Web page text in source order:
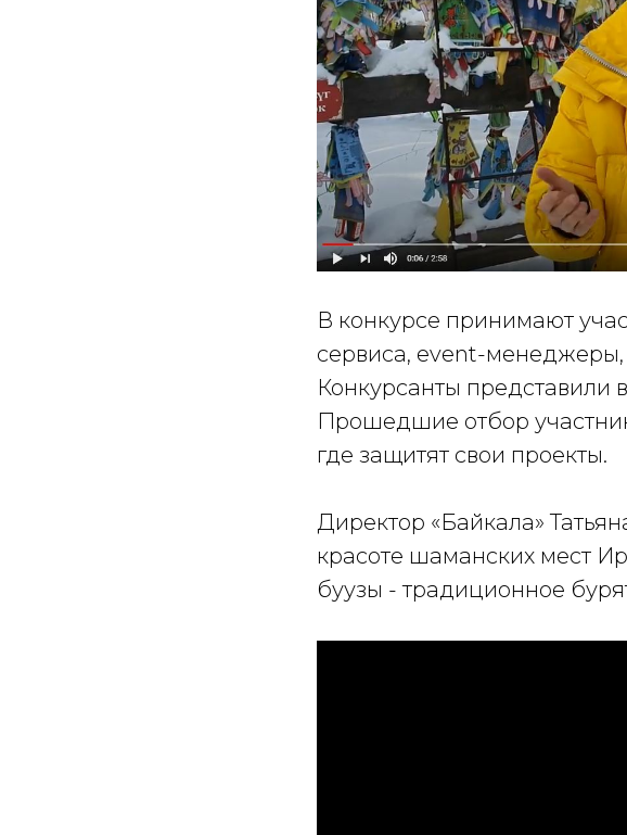
В конкурсе принимают
сервиса, event-менеджеры,
Конкурсанты представили
Прошедшие отбор
где защитят свои проекты.
Директор «Байкала»
красоте шаманских мест
буузы - традиционное